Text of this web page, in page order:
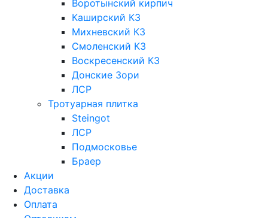
Воротынский кирпич
Каширский КЗ
Михневский КЗ
Смоленский КЗ
Воскресенский КЗ
Донские Зори
ЛСР
Тротуарная плитка
Steingot
ЛСР
Подмосковье
Браер
Акции
Доставка
Оплата